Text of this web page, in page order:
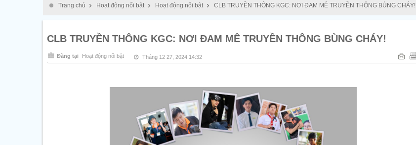
Trang chủ Hoạt động nổi bật Hoạt động nổi bật CLB TRUYỀN THÔNG KGC: NƠI ĐAM MÊ TRUYỀN THÔNG BÙNG CHÁY!
CLB TRUYỀN THÔNG KGC: NƠI ĐAM MÊ TRUYỀN THÔNG BÙNG CHÁY!
Đăng tại Hoạt động nổi bật Tháng 12 27, 2024 14:32